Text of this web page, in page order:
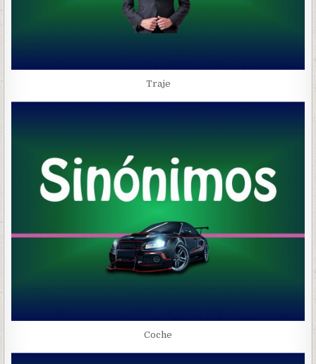
Traje
Coche